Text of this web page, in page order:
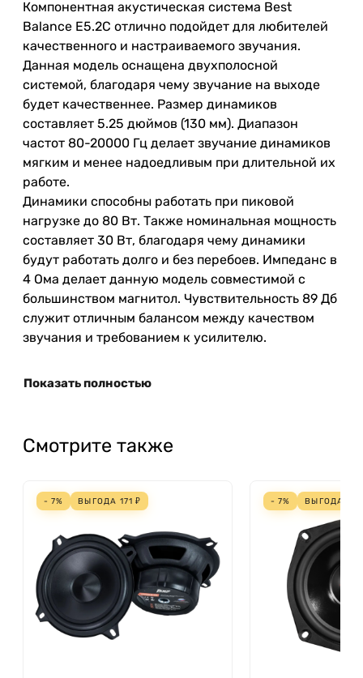
Компонентная акустическая система Best
Balance E5.2C отлично подойдет для любителей
качественного и настраиваемого звучания.
Данная модель оснащена двухполосной
системой, благодаря чему звучание на выходе
будет качественнее. Размер динамиков
составляет 5.25 дюймов (130 мм). Диапазон
частот 80-20000 Гц делает звучание динамиков
мягким и менее надоедливым при длительной их
работе.
Динамики способны работать при пиковой
нагрузке до 80 Вт. Также номинальная мощность
составляет 30 Вт, благодаря чему динамики
будут работать долго и без перебоев. Импеданс в
4 Ома делает данную модель совместимой с
большинством магнитол. Чувствительность 89 Дб
служит отличным балансом между качеством
звучания и требованием к усилителю.
Показать полностью
Смотрите также
- 7% ВЫГОДА 171 ₽ - 7% ВЫГОДА